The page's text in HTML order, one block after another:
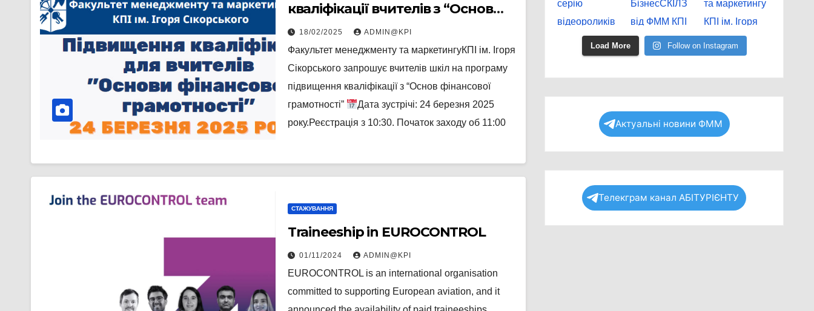
кваліфікації вчителів з “Основ
фінансової грамотності”
18/02/2025 ADMIN@KPI
Факультет менеджменту та маркетингуКПІ ім. Ігоря
Сікорського запрошує вчителів шкіл на програму
підвищення кваліфікації з “Основ фінансової
грамотності”
Дата зустрічі: 24 березня 2025
року.Реєстрація з 10:30. Початок заходу об 11:00
СТАЖУВАННЯ
Traineeship in EUROCONTROL
01/11/2024 ADMIN@KPI
EUROCONTROL is an international organisation
committed to supporting European aviation, and it
Load More Follow on Instagram
Актуальні новини ФММ
Телекграм канал АБІТУРІЄНТУ